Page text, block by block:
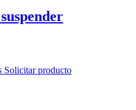
Solicitar producto